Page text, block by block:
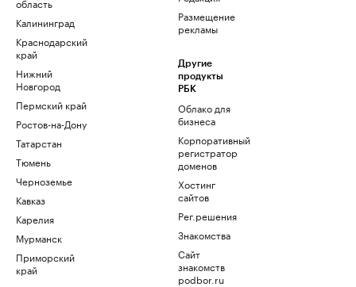
Калининград
Краснодарский
край
Нижний
Новгород
Пермский край
Ростов-на-Дону
Татарстан
Тюмень
Черноземье
Кавказ
Карелия
Мурманск
Приморский
край
Размещение
рекламы
Другие
продукты
РБК
Облако для
бизнеса
Корпоративный
регистратор
доменов
Хостинг
сайтов
Рег.решения
Знакомства
Сайт
знакомств
podbor.ru